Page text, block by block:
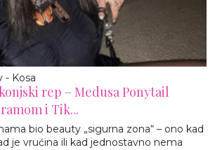
- Kosa
rep – Medusa Ponytail
i Tik...
bio beauty „sigurna zona“ – ono kad
je vrućina ili kad jednostavno nema